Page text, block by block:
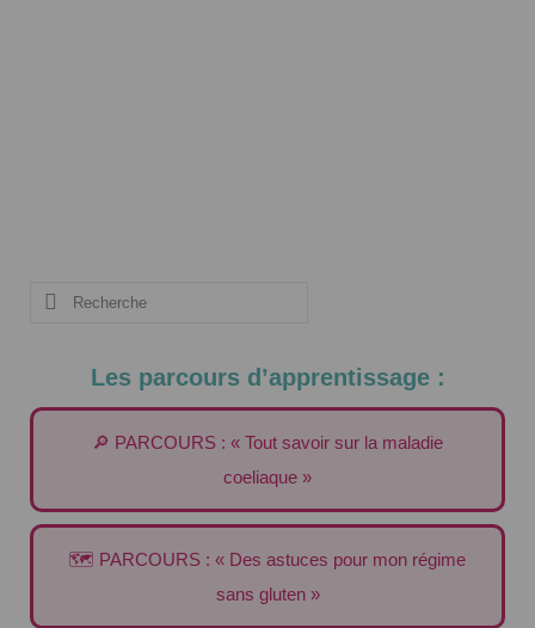
Rechercher
Les parcours d’apprentissage :
🔎 PARCOURS : « Tout savoir sur la maladie
coeliaque »
🗺️ PARCOURS : « Des astuces pour mon régime
sans gluten »